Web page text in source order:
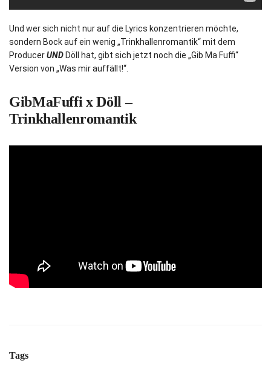
Und wer sich nicht nur auf die Lyrics konzentrieren möchte,
sondern Bock auf ein wenig „Trinkhallenromantik“ mit dem
ProducerUND Döll hat, gibt sich jetzt noch die „Gib Ma Fuffi“
Version von „Was mir auffällt!“.
GibMaFuffi x Döll –
Trinkhallenromantik
Tags